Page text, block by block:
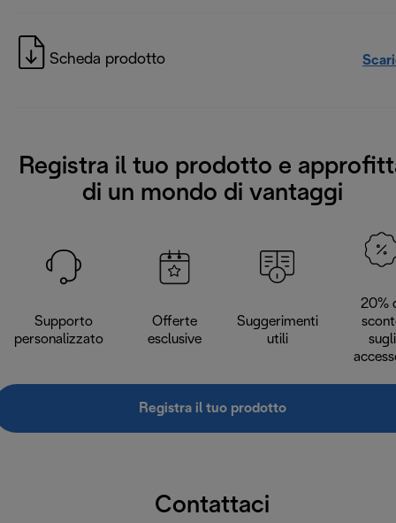
Scheda prodotto
Registra il tuo prodotto e
di un mondo di vantaggi
Supporto
personalizzato
Offerte
esclusive
Suggerimenti
utili
20%
sugli
Registra il tuo prodotto
Contattaci